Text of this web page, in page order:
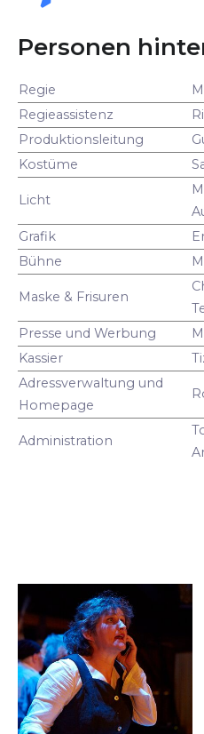
Personen
Regie
Regieassistenz
Produktionsleitung
Kostüme
Licht
Grafik
Bühne
Maske & Frisuren
Presse und Werbung
Kassier
Adressverwaltung und
Homepage
Administration